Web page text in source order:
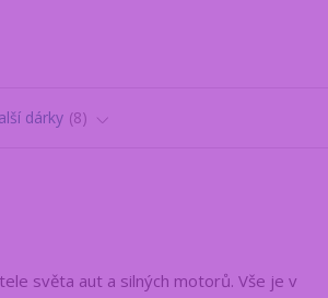
dárky 8
světa aut a silných motorů. Vše je v